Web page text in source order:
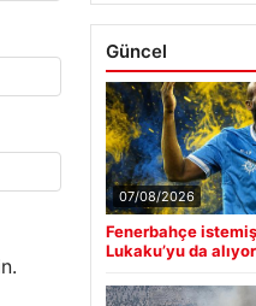
Güncel
07/08/2026
Fenerbahçe
Lukaku’yu da